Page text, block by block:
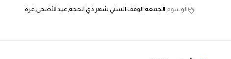
الوسوم الجمعة الوقف السني شهر ذي الحجة عيد الأضحى غرة